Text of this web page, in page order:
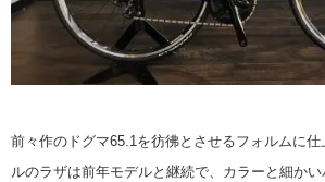
前々作のドグマ65.1を彷彿とさせるフォルムに
ルのラザは前年モデルと継続で、カラーと細かい